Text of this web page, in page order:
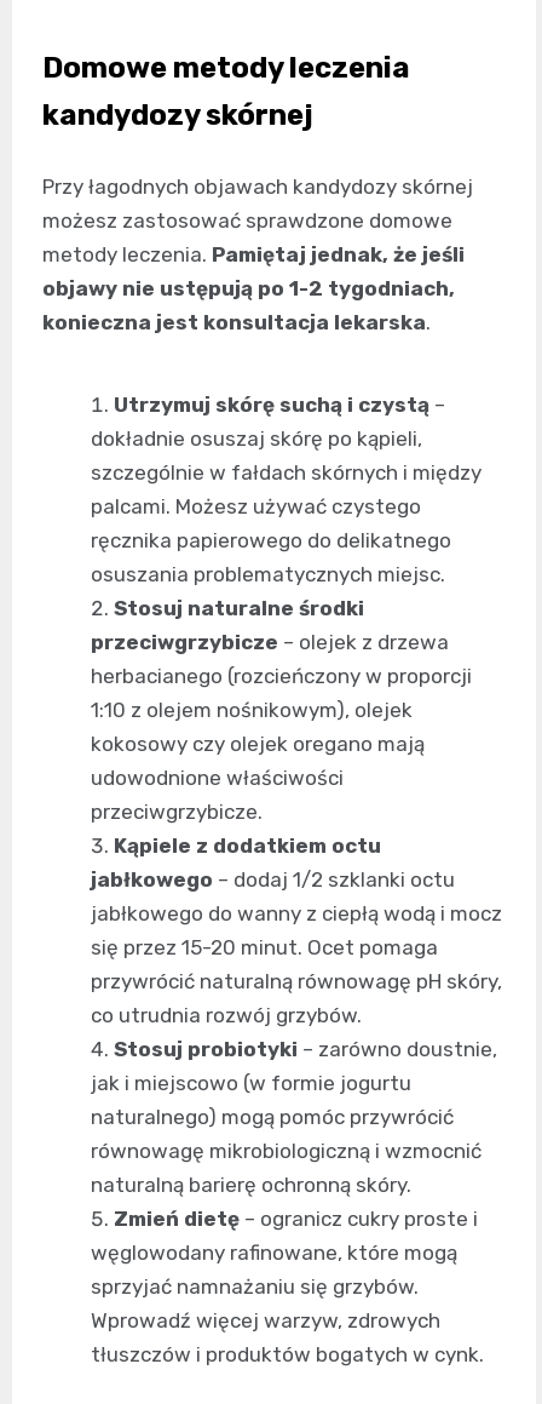
Domowe metody leczenia
kandydozy skórnej
Przy łagodnych objawach kandydozy skórnej
możesz zastosować sprawdzone domowe
metody leczenia. Pamiętaj jednak, że jeśli
objawy nie ustępują po 1-2 tygodniach,
konieczna jest konsultacja lekarska.
Utrzymuj skórę suchą i czystą –
dokładnie osuszaj skórę po kąpieli,
szczególnie w fałdach skórnych i między
palcami. Możesz używać czystego
ręcznika papierowego do delikatnego
osuszania problematycznych miejsc.
Stosuj naturalne środki
przeciwgrzybicze – olejek z drzewa
herbacianego (rozcieńczony w proporcji
1:10 z olejem nośnikowym), olejek
kokosowy czy olejek oregano mają
udowodnione właściwości
przeciwgrzybicze.
Kąpiele z dodatkiem octu
jabłkowego – dodaj 1/2 szklanki octu
jabłkowego do wanny z ciepłą wodą i mocz
się przez 15-20 minut. Ocet pomaga
przywrócić naturalną równowagę pH skóry,
co utrudnia rozwój grzybów.
Stosuj probiotyki – zarówno doustnie,
jak i miejscowo (w formie jogurtu
naturalnego) mogą pomóc przywrócić
równowagę mikrobiologiczną i wzmocnić
naturalną barierę ochronną skóry.
Zmień dietę – ogranicz cukry proste i
węglowodany rafinowane, które mogą
sprzyjać namnażaniu się grzybów.
Wprowadź więcej warzyw, zdrowych
tłuszczów i produktów bogatych w cynk.